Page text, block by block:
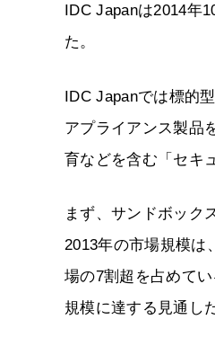
IDC Japanは2014年
た。
IDC Japanでは標的
アプライアンス製品
育などを含む「セキ
まず、サンドボック
2013年の市場規模は
場の7割超を占めて
規模に達する見通し